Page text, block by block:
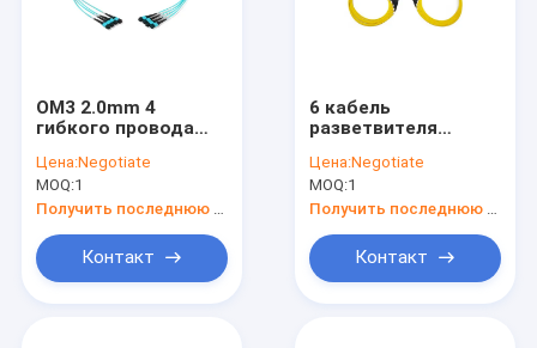
OM3 2.0mm 4
гибкого провода
волокна ядра
12F/APC MPO
Цена:Negotiate
MOQ:1
Контакт
6 кабель
разветвителя
Mtp ядра 24
Цена:Negotiate
MOQ:1
Контакт